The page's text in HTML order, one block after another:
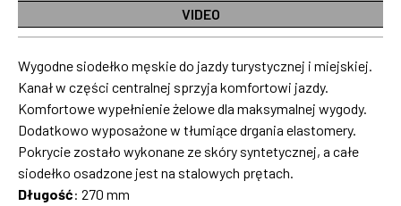
VIDEO
Wygodne siodełko męskie do jazdy turystycznej i miejskiej.
Kanał w części centralnej sprzyja komfortowi jazdy.
Komfortowe wypełnienie żelowe dla maksymalnej wygody.
Dodatkowo wyposażone w tłumiące drgania elastomery.
Pokrycie zostało wykonane ze skóry syntetycznej, a całe
siodełko osadzone jest na stalowych prętach.
Długość: 270 mm